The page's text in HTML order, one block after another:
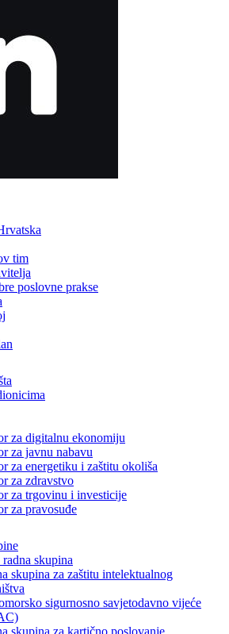
tim
poslovne prakse
za digitalnu ekonomiju
za javnu nabavu
za energetiku i zaštitu okoliša
za zdravstvo
za trgovinu i investicije
za pravosuđe
skupina
skupina za zaštitu intelektualnog
sigurnosno savjetodavno vijeće
skupina za kartično poslovanje